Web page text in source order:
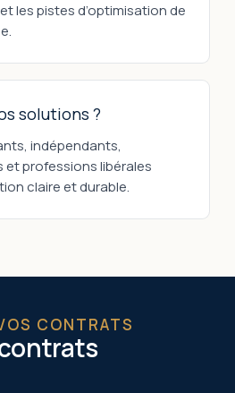
les pistes d’optimisation de
solutions ?
indépendants,
professions libérales
claire et durable.
CONTRATS